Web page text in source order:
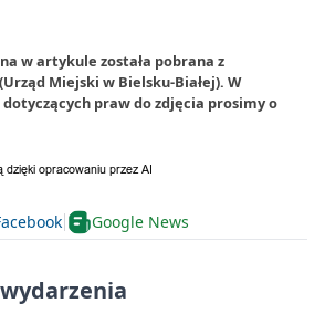
w artykule została pobrana z
Miejski w Bielsku-Białej). W
praw do zdjęcia prosimy o
Google News